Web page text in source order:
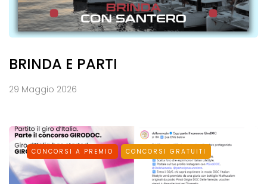
BRINDA E PARTI
29 Maggio 2026
CONCORSI A PREMIO CONCORSI GRATUITI